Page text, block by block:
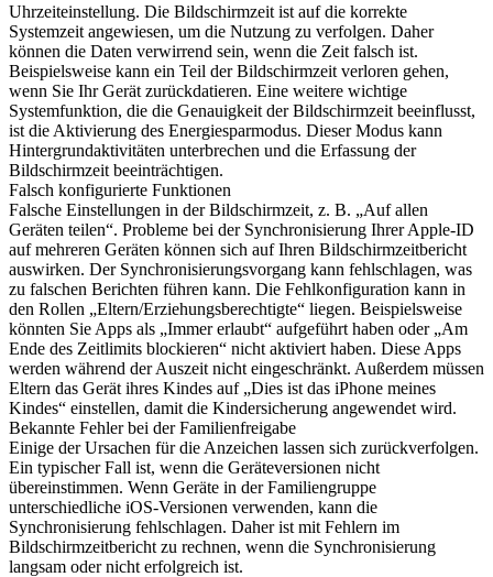
Uhrzeiteinstellung. Die Bildschirmzeit ist auf die korrekte
Systemzeit angewiesen, um die Nutzung zu verfolgen. Daher
können die Daten verwirrend sein, wenn die Zeit falsch ist.
Beispielsweise kann ein Teil der Bildschirmzeit verloren gehen,
wenn Sie Ihr Gerät zurückdatieren. Eine weitere wichtige
Systemfunktion, die die Genauigkeit der Bildschirmzeit beeinflusst,
ist die Aktivierung des Energiesparmodus. Dieser Modus kann
Hintergrundaktivitäten unterbrechen und die Erfassung der
Bildschirmzeit beeinträchtigen.
Falsch konfigurierte Funktionen
Falsche Einstellungen in der Bildschirmzeit, z. B. „Auf allen
Geräten teilen“. Probleme bei der Synchronisierung Ihrer Apple-ID
auf mehreren Geräten können sich auf Ihren Bildschirmzeitbericht
auswirken. Der Synchronisierungsvorgang kann fehlschlagen, was
zu falschen Berichten führen kann. Die Fehlkonfiguration kann in
den Rollen „Eltern/Erziehungsberechtigte“ liegen. Beispielsweise
könnten Sie Apps als „Immer erlaubt“ aufgeführt haben oder „Am
Ende des Zeitlimits blockieren“ nicht aktiviert haben. Diese Apps
werden während der Auszeit nicht eingeschränkt. Außerdem müssen
Eltern das Gerät ihres Kindes auf „Dies ist das iPhone meines
Kindes“ einstellen, damit die Kindersicherung angewendet wird.
Bekannte Fehler bei der Familienfreigabe
Einige der Ursachen für die Anzeichen lassen sich zurückverfolgen.
Ein typischer Fall ist, wenn die Geräteversionen nicht
übereinstimmen. Wenn Geräte in der Familiengruppe
unterschiedliche iOS-Versionen verwenden, kann die
Synchronisierung fehlschlagen. Daher ist mit Fehlern im
Bildschirmzeitbericht zu rechnen, wenn die Synchronisierung
langsam oder nicht erfolgreich ist.